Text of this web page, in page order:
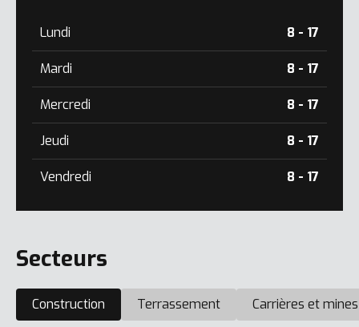
Lundi 8 - 17
Mardi 8 - 17
Mercredi 8 - 17
Jeudi 8 - 17
Vendredi 8 - 17
Secteurs
Construction Terrassement Carrières et mines